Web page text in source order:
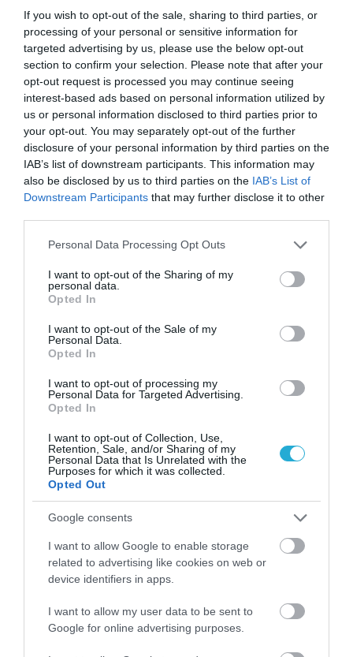
If you wish to opt-out of the sale, sharing to third parties, or
processing of your personal or sensitive information for
targeted advertising by us, please use the below opt-out
section to confirm your selection. Please note that after your
opt-out request is processed you may continue seeing
interest-based ads based on personal information utilized by
us or personal information disclosed to third parties prior to
your opt-out. You may separately opt-out of the further
disclosure of your personal information by third parties on the
IAB’s list of downstream participants. This information may
also be disclosed by us to third parties on the IAB’s List of
Downstream Participants that may further disclose it to other
Please note that this website/app uses one or more Google
not limited to your visit or usage behaviour. You may click to
grant or deny consent to Google and its third-party tags to
use your data for below specified purposes in below Google
consent section.
Personal Data Processing Opt Outs
I want to opt-out of the Sharing of my
personal data.
Opted In
I want to opt-out of the Sale of my
Personal Data.
Opted In
I want to opt-out of processing my
Personal Data for Targeted Advertising.
Opted In
I want to opt-out of Collection, Use,
Retention, Sale, and/or Sharing of my
Personal Data that Is Unrelated with the
Purposes for which it was collected.
Opted Out
Google consents
I want to allow Google to enable storage
related to advertising like cookies on web or
device identifiers in apps.
I want to allow my user data to be sent to
Google for online advertising purposes.
20 γρ. (3 κουτ. σούπας) βερίκοκα
ψιλοκομμένα
20 γρ. (3 κουτ. σούπας) σταφίδες μαύρες
20 γρ. (3 κουτ. σούπας) σταφίδες ξανθές
20 γρ. (3 κουτ. σούπας) γκότζι μπέρι
20 γρ. (3 κουτ. σούπας) φιστίκια Αιγίνης
250 γρ. (2 φλιτζ. τσαγιού) Φαρίνα ΓΙΩΤΗΣ
3 αυγά
Ξύσμα ενός πορτοκαλιού
Για γλάσο:
2 κουτ. σούπας Κακάο ΓΙΩΤΗΣ
2 φύλλα Ζελατίνη ΓΙΩΤΗΣ
100 γρ. κάστανα βρασμένα
300 γρ. (1 ½ φλιτζ. τσαγιού) ζάχαρη
300 ml (1 ½ φλιτζ. τσαγιού) νερό
Εκτέλεση
Για το γλάσο κάστανου:
Σε μια κατσαρόλα βάζετε τη ζάχαρη και το